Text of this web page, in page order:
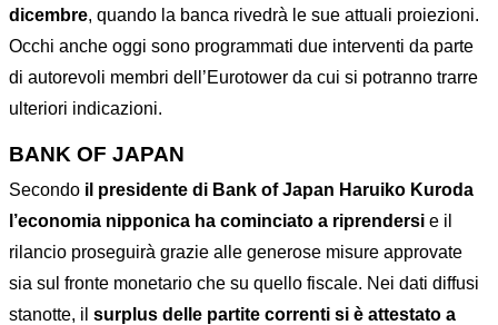
dicembre, quando la banca rivedrà le sue attuali proiezioni.
Occhi anche oggi sono programmati due interventi da parte
di autorevoli membri dell’Eurotower da cui si potranno trarre
ulteriori indicazioni.
BANK OF JAPAN
Secondo il presidente di Bank of Japan Haruiko Kuroda
l’economia nipponica ha cominciato a riprendersi e il
rilancio proseguirà grazie alle generose misure approvate
sia sul fronte monetario che su quello fiscale. Nei dati diffusi
stanotte, il surplus delle partite correnti si è attestato a